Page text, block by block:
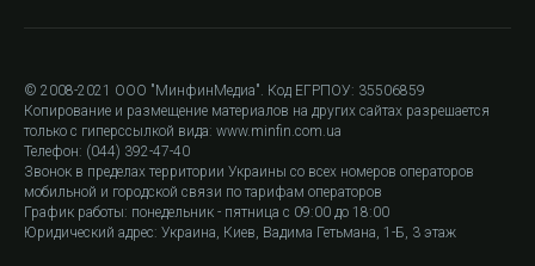
© 2008-2021 ООО "МинфинМедиа". Код ЕГРПОУ: 35506859
Копирование и размещение материалов на других сайтах разрешается
только с гиперссылкой вида: www.minfin.com.ua
Телефон: (044) 392-47-40
Звонок в пределах территории Украины со всех номеров операторов
мобильной и городской связи по тарифам операторов
График работы: понедельник - пятница с 09:00 до 18:00
Юридический адрес: Украина, Киев, Вадима Гетьмана, 1-Б, 3 этаж